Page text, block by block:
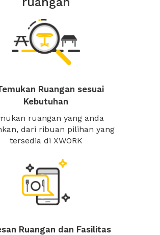
Ruangan sesuai
Kebutuhan
ruangan yang anda
dari ribuan pilihan yang
tersedia di XWORK
Ruangan dan Fasilitas